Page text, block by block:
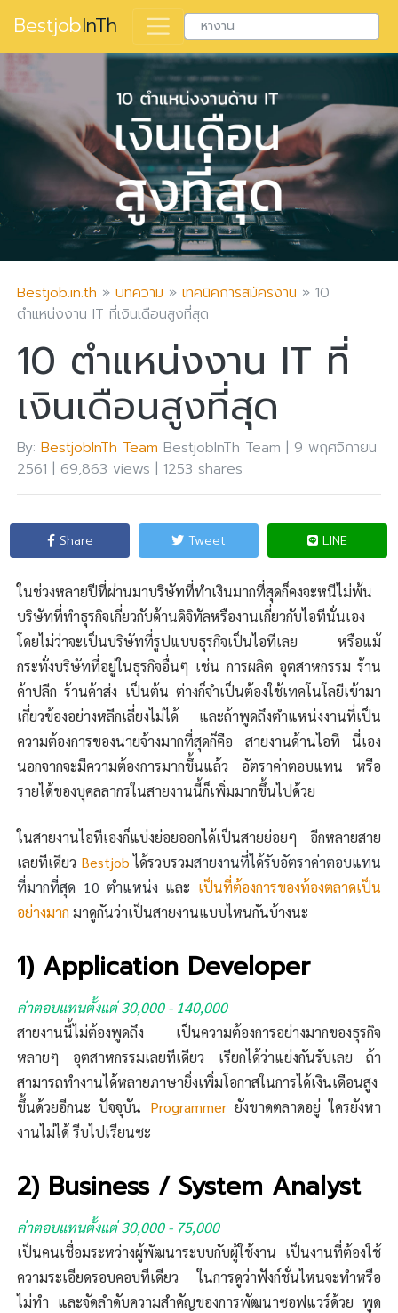
BestjobInTh
Bestjob.in.th บทความ เทคนิคการสมัครงาน
10
ตำแหน่งงาน IT ที่เงินเดือนสูงที่สุด
10 ตำแหน่งงาน IT ที่
เงินเดือนสูงที่สุด
By:BestjobInTh Team BestjobInTh Team
9 พฤศจิกายน
2561
69,863 views | 1253 shares
Share Tweet LINE
ในช่วงหลายปีที่ผ่านมาบริษัทที่ทำเงินมากที่สุดก็คงจะหนีไม่พ้น
บริษัทที่ทำธุรกิจเกี่ยวกับด้านดิจิทัลหรืองานเกี่ยวกับไอทีนั่นเอง
โดยไม่ว่าจะเป็นบริษัทที่รูปแบบธุรกิจเป็นไอทีเลย หรือแม้
กระทั่งบริษัทที่อยู่ในธุรกิจอื่นๆ เช่น การผลิต อุตสาหกรรม ร้าน
ค้าปลีก ร้านค้าส่ง เป็นต้น ต่างก็จำเป็นต้องใช้เทคโนโลยีเข้ามา
เกี่ยวข้องอย่างหลีกเลี่ยงไม่ได้ และถ้าพูดถึงตำแหน่งงานที่เป็น
ความต้องการของนายจ้างมากที่สุดก็คือ สายงานด้านไอที นี่เอง
นอกจากจะมีความต้องการมากขึ้นแล้ว อัตราค่าตอบแทน หรือ
รายได้ของบุคลลากรในสายงานนี้ก็เพิ่มมากขึ้นไปด้วย
ในสายงานไอทีเองก็แบ่งย่อยออกได้เป็นสายย่อยๆ อีกหลายสาย
เลยทีเดียว Bestjobได้รวบรวมสายงานที่ได้รับอัตราค่าตอบแทน
ที่มากที่สุด 10 ตำแหน่ง และ เป็นที่ต้องการของท้องตลาดเป็น
อย่างมาก มาดูกันว่าเป็นสายงานแบบไหนกันบ้างนะ
1) Application Developer
ค่าตอบแทนตั้งแต่ 30,000 - 140,000
สายงานนี้ไม่ต้องพูดถึง เป็นความต้องการอย่างมากของธุรกิจ
หลายๆ อุตสาหกรรมเลยทีเดียว เรียกได้ว่าแย่งกันรับเลย ถ้า
สามารถทำงานได้หลายภาษายิ่งเพิ่มโอกาสในการได้เงินเดือนสูง
ขึ้นด้วยอีกนะ ปัจจุบัน Programmerยังขาดตลาดอยู่ ใครยังหา
งานไม่ได้ รีบไปเรียนซะ
2) Business / System Analyst
ค่าตอบแทนตั้งแต่ 30,000 - 75,000
เป็นคนเชื่อมระหว่างผู้พัฒนาระบบกับผู้ใช้งาน เป็นงานที่ต้องใช้
ความระเอียดรอบคอบทีเดียว ในการดูว่าฟังก์ชั่นไหนจะทำหรือ
ไม่ทำ และจัดลำดับความสำคัญของการพัฒนาซอฟแวร์ด้วย พูด